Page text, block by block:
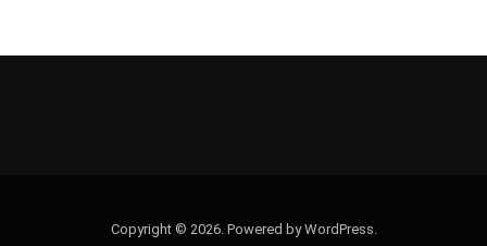
Copyright © 2026. Powered by WordPress.